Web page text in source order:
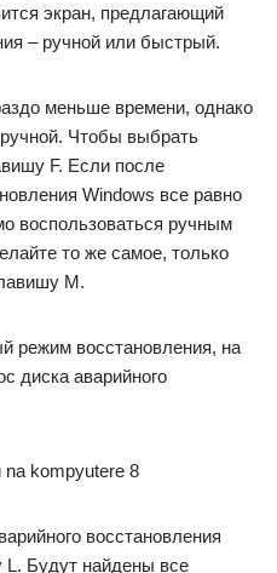
экран, предлагающий
– ручной или быстрый.
меньше времени, однако
Чтобы выбрать
F. Если после
Windows все равно
воспользоваться ручным
то же самое, только
M.
режим восстановления, на
диска аварийного
восстановления
L. Будут найдены все